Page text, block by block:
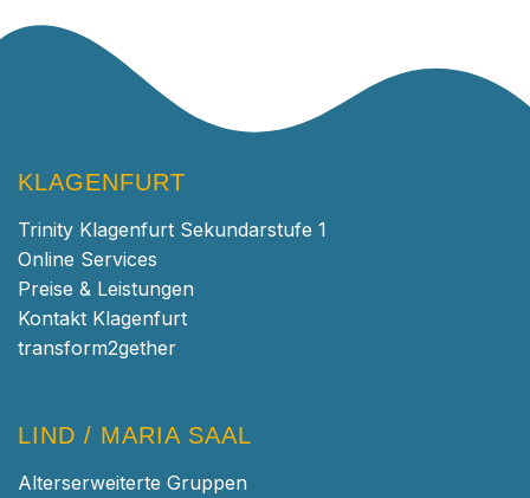
KLAGENFURT
Trinity Klagenfurt Sekundarstufe 1
Online Services
Preise & Leistungen
Kontakt Klagenfurt
transform2gether
LIND / MARIA SAAL
Alterserweiterte Gruppen